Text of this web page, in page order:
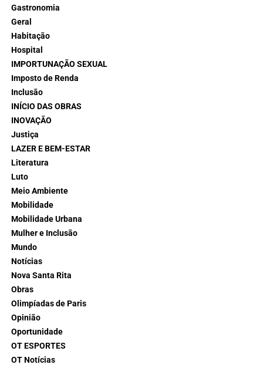
Gastronomia
Geral
Habitação
Hospital
IMPORTUNAÇÃO SEXUAL
Imposto de Renda
Inclusão
INÍCIO DAS OBRAS
INOVAÇÃO
Justiça
LAZER E BEM-ESTAR
Literatura
Luto
Meio Ambiente
Mobilidade
Mobilidade Urbana
Mulher e Inclusão
Mundo
Notícias
Nova Santa Rita
Obras
Olimpíadas de Paris
Opinião
Oportunidade
OT ESPORTES
OT Notícias